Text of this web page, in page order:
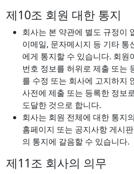
제10조 회원 대한 통지
회사는 본 약관에 별도 규정이
이메일, 문자메시지 등 기타 통
에게 통지할 수 있습니다. 회원
번호 정보를 허위로 제출 또는
를 수정 또는 회사에 고지하지
사전에 제출 또는 등록한 정보
도달한 것으로 합니다.
회사는 회원 전체에 대한 통지
홈페이지 또는 공지사항 게시
의 통지에 갈음할 수 있습니다.
제11조 회사의 의무